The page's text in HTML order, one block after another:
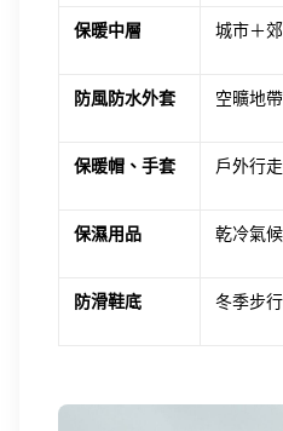
保暖中層 城市＋
防風防水外套 空曠地帶
保暖帽、手套 戶外行走
保濕用品 乾冷氣候
防滑鞋底 冬季步行